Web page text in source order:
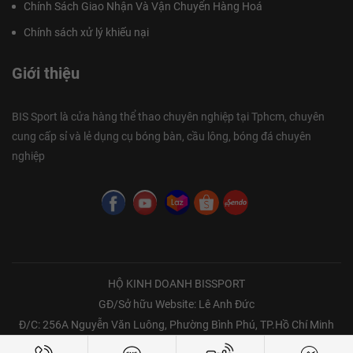
Sypik tập trung vào phân khúc tầm trung nhưng lại sở hữu những
công nghệ thường thấy trên các dòng vợt cao cấp:
1 - Bề mặt Carbon Friction (Nhám vật lý)
Chính Sách Giao Nhận Và Vận Chuyển Hàng Hoá
Chính sách xử lý khiếu nại
Giới thiệu
BIS Sport là cửa hàng thể thao chuyên nghiệp tại Tphcm, chuyên
cung cấp sỉ và lẻ dụng cụ bóng bàn, cầu lông, bóng đá chuyên
nghiệp
HỘ KINH DOANH BISSPORT
GĐ/Sở hữu Website: Lê Anh Đức
Đ/C: 256A Nguyễn Văn Luông, Phường Bình Phú, TP.Hồ Chí Minh